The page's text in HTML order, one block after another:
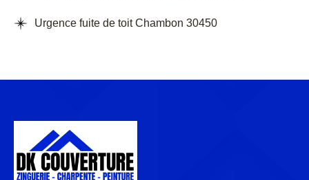
Urgence fuite de toit Chambon 30450